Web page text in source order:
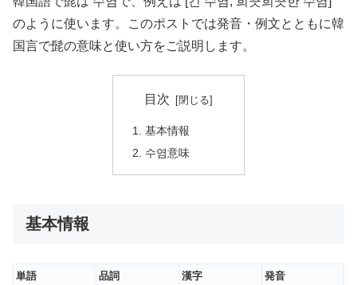
のように使います。このポストでは発音・例文とともに韓
国言で髭の意味と使い方をご説明します。
目次
基本情報
수염意味
基本情報
単語 品詞 漢字
発音